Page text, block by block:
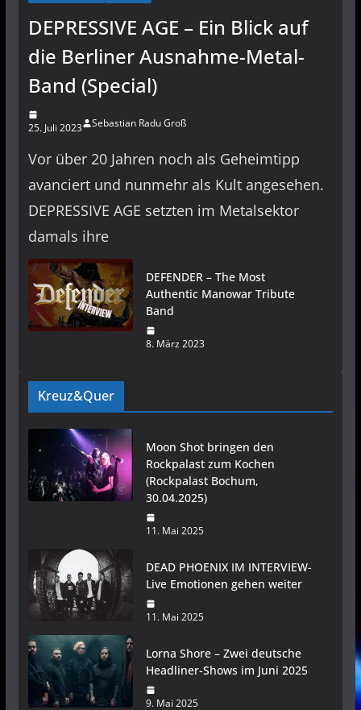
DEPRESSIVE AGE – Ein Blick auf
die Berliner Ausnahme-Metal-
Band (Special)
25. Juli 2023 Sebastian Radu Groß
Vor über 20 Jahren noch als Geheimtipp
avanciert und nunmehr als Kult angesehen.
DEPRESSIVE AGE setzten im Metalsektor
damals ihre
DEFENDER – The Most
Authentic Manowar Tribute
Band
8. März 2023
Kreuz&Quer
Moon Shot bringen den
Rockpalast zum Kochen
(Rockpalast Bochum,
30.04.2025)
11. Mai 2025
DEAD PHOENIX IM INTERVIEW-
Live Emotionen gehen weiter
11. Mai 2025
Lorna Shore – Zwei deutsche
Headliner-Shows im Juni 2025
9. Mai 2025